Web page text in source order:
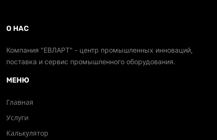
О НАС
Компания "ЕВЛАРТ" - центр промышленных инноваций,
поставка и сервис промышленного оборудования.
МЕНЮ
Главная
Услуги
Калькулятор